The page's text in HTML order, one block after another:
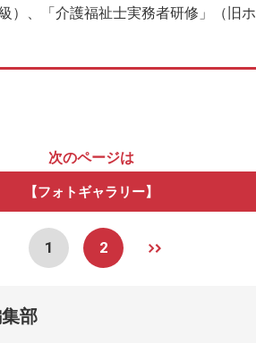
）、「介護福祉士実務者研修」（旧
次のページは
【フォトギャラリー】
1 2
部